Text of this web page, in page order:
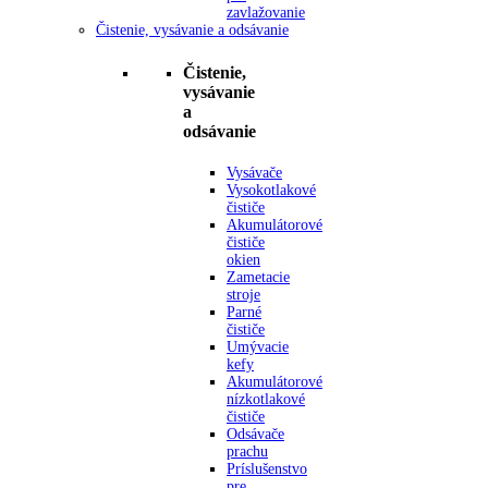
zavlažovanie
Čistenie, vysávanie a odsávanie
Čistenie,
vysávanie
a
odsávanie
Vysávače
Vysokotlakové
čističe
Akumulátorové
čističe
okien
Zametacie
stroje
Parné
čističe
Umývacie
kefy
Akumulátorové
nízkotlakové
čističe
Odsávače
prachu
Príslušenstvo